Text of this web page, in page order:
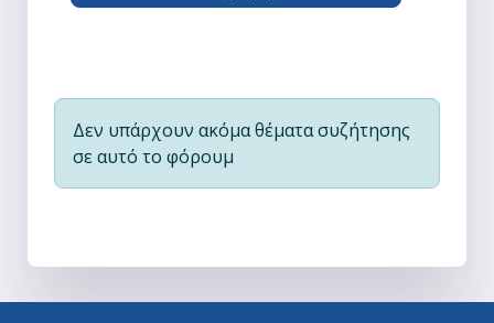
Δεν υπάρχουν ακόμα θέματα συζήτησης
σε αυτό το φόρουμ